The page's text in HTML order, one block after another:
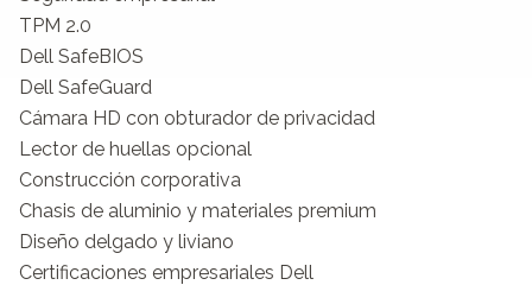
TPM 2.0
Dell SafeBIOS
Dell SafeGuard
Cámara HD con obturador de privacidad
Lector de huellas opcional
Construcción corporativa
Chasis de aluminio y materiales premium
Diseño delgado y liviano
Certificaciones empresariales Dell